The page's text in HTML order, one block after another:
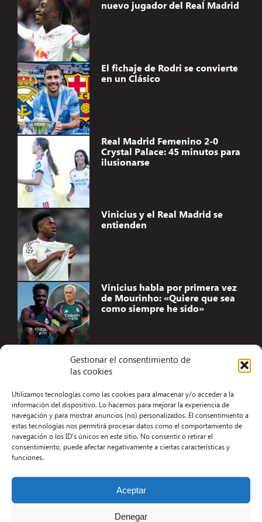
Gestionar el consentimiento de
las cookies
Utilizamos tecnologías como las cookies para almacenar y/o acceder a la
información del dispositivo. Lo hacemos para mejorar la experiencia de
navegación y para mostrar anuncios (no) personalizados. El consentimiento a
estas tecnologías nos permitirá procesar datos como el comportamiento de
navegación o los ID's únicos en este sitio. No consentir o retirar el
consentimiento, puede afectar negativamente a ciertas características y
funciones.
Aceptar
Denegar
nuevo jugador del Real Madrid
El fichaje de Rodri se convierte
en un Clásico
Real Madrid Femenino 2-0
Crystal Palace: 45 minutos para
ilusionarse
Vinicius y el Real Madrid se
entienden
Vinicius habla por primera vez
de Mourinho: «Quiere que sea
como siempre he sido»
Aviso Legal
Términos y condiciones
Política de privacidad
Contacto
Desarrollo Web por Kiwop